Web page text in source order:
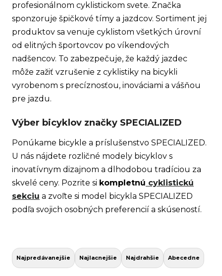
profesionálnom cyklistickom svete. Značka
sponzoruje špičkové tímy a jazdcov. Sortiment jej
produktov sa venuje cyklistom všetkých úrovní
od elitných športovcov po víkendových
nadšencov. To zabezpečuje, že každý jazdec
môže zažiť vzrušenie z cyklistiky na bicykli
vyrobenom s precíznosťou, inováciami a vášňou
pre jazdu.
Výber bicyklov značky SPECIALIZED
Ponúkame bicykle a príslušenstvo SPECIALIZED.
U nás nájdete rozličné modely bicyklov s
inovatívnym dizajnom a dlhodobou tradíciou za
skvelé ceny. Pozrite si kompletnú cyklistickú
sekciu a zvoľte si model bicykla SPECIALIZED
podľa svojich osobných preferencií a skúseností.
R
aNajpredávanejšie Najlacnejšie Najdrahšie Abecedne
O
d
p
o
m
TREK
MARLIN
€979